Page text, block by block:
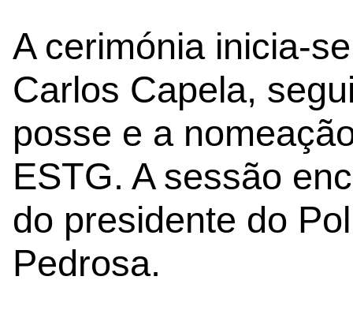
A cerimónia inicia-
Carlos Capela,
posse e a
ESTG. A sessão
do presidente do
Pedrosa.